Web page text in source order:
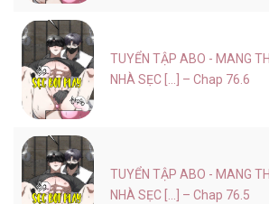
TUYỂN TẬP ABO - MANG
NHÀ SẸC [...] – Chap 76.6
TUYỂN TẬP ABO - MANG
NHÀ SẸC [...] – Chap 76.5